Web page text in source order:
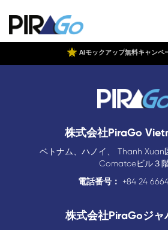
AIモックアップ無料キャンペ
株式会社PiraGo
ベトナム、ハノイ、 Thanh Xuan
Comatceビル３
電話番号：
+84 24
株式会社PiraGoジャ